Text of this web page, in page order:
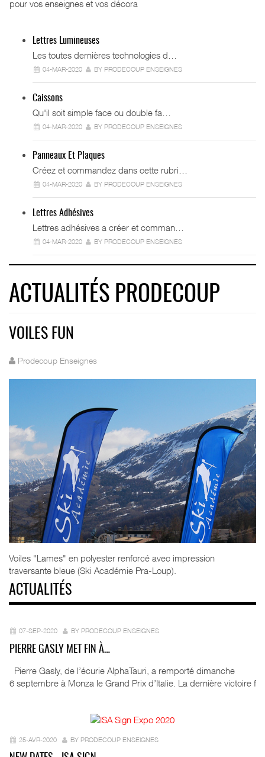
pour vos enseignes et vos décora
Lettres Lumineuses
Les toutes dernières technologies d…
04-MAR-2020 BY PRODECOUP ENSEIGNES
Caissons
Qu'il soit simple face ou double fa…
04-MAR-2020 BY PRODECOUP ENSEIGNES
Panneaux Et Plaques
Créez et commandez dans cette rubri…
04-MAR-2020 BY PRODECOUP ENSEIGNES
Lettres Adhésives
Lettres adhésives a créer et comman…
04-MAR-2020 BY PRODECOUP ENSEIGNES
ACTUALITÉS PRODECOUP
VOILES FUN
Prodecoup Enseignes
Voiles "Lames" en polyester renforcé avec impression
traversante bleue (Ski Académie Pra-Loup).
ACTUALITÉS
07-SEP-2020 BY PRODECOUP ENSEIGNES
PIERRE GASLY MET FIN À…
Pierre Gasly, de l’écurie AlphaTauri, a remporté dimanche
6 septembre à Monza le Grand Prix d’Italie. La dernière victoire f
25-AVR-2020 BY PRODECOUP ENSEIGNES